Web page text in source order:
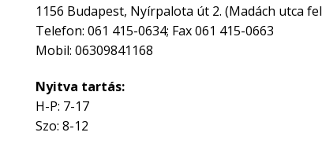
1156 Budapest, Nyírpalota út 2. (Madách utca
Telefon: 061 415-0634; Fax 061 415-0663
Mobil: 06309841168
Nyitva tartás:
H-P: 7-17
Szo: 8-12